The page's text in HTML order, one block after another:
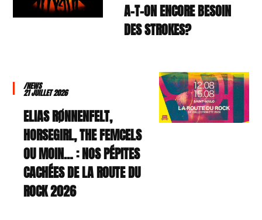
A-T-ON ENCORE BESOIN
DES STROKES?
/NEWS
21 JUILLET 2026
ELIAS RØNNENFELT,
HORSEGIRL, THE FEMCELS
OU MOIN… : NOS PÉPITES
CACHÉES DE LA ROUTE DU
ROCK 2026